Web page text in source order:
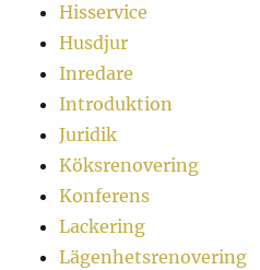
Hisservice
Husdjur
Inredare
Introduktion
Juridik
Köksrenovering
Konferens
Lackering
Lägenhetsrenovering